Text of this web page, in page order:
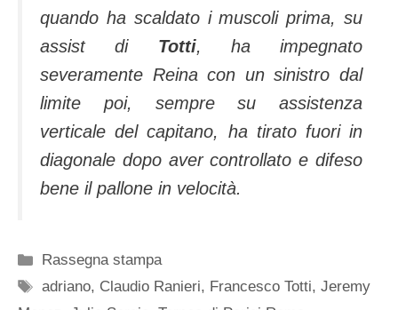
quando ha scaldato i muscoli prima, su
assist di Totti, ha impegnato
severamente Reina con un sinistro dal
limite poi, sempre su assistenza
verticale del capitano, ha tirato fuori in
diagonale dopo aver controllato e difeso
bene il pallone in velocità.
Categorie
Rassegna stampa
Tag
adriano, Claudio Ranieri, Francesco Totti,Jeremy